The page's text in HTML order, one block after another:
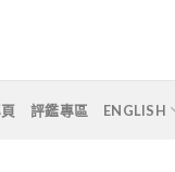
評鑑專區 ENGLISH